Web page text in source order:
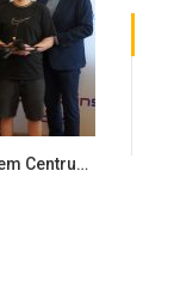
Spotkanie JM Rektor z zespołem Centrum Szkoleniowego LANISTA